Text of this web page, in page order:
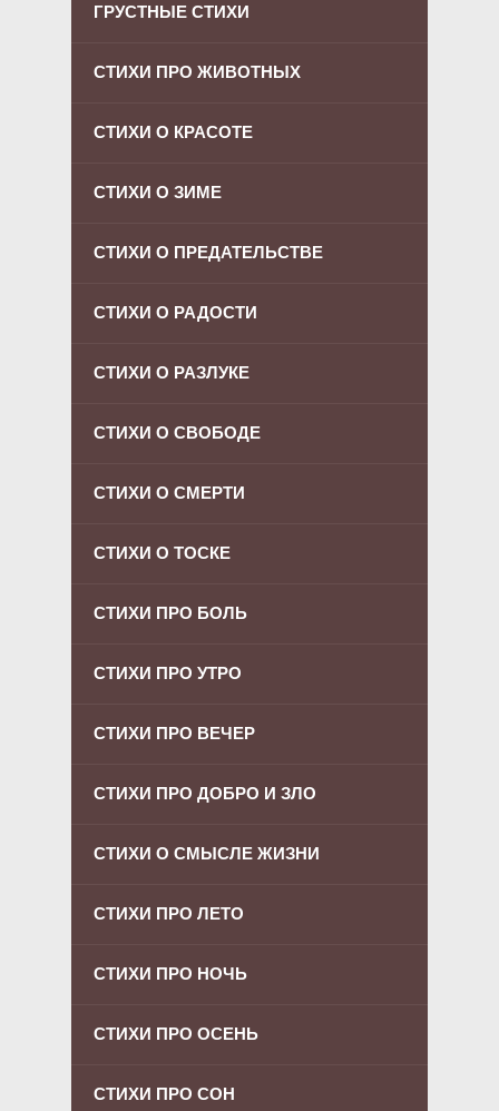
ГРУСТНЫЕ СТИХИ
СТИХИ ПРО ЖИВОТНЫХ
СТИХИ О КРАСОТЕ
СТИХИ О ЗИМЕ
СТИХИ О ПРЕДАТЕЛЬСТВЕ
СТИХИ О РАДОСТИ
СТИХИ О РАЗЛУКЕ
СТИХИ О СВОБОДЕ
СТИХИ О СМЕРТИ
СТИХИ О ТОСКЕ
СТИХИ ПРО БОЛЬ
СТИХИ ПРО УТРО
СТИХИ ПРО ВЕЧЕР
СТИХИ ПРО ДОБРО И ЗЛО
СТИХИ О СМЫСЛЕ ЖИЗНИ
СТИХИ ПРО ЛЕТО
СТИХИ ПРО НОЧЬ
СТИХИ ПРО ОСЕНЬ
СТИХИ ПРО СОН